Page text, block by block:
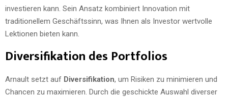
investieren kann. Sein Ansatz kombiniert Innovation mit
traditionellem Geschäftssinn, was Ihnen als Investor wertvolle
Lektionen bieten kann.
Diversifikation des Portfolios
Arnault setzt auf Diversifikation, um Risiken zu minimieren und
Chancen zu maximieren. Durch die geschickte Auswahl diverser